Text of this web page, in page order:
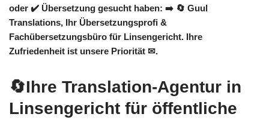
oder ✔️ Übersetzung gesucht haben: ➡️ 🔄 Guul
Translations, Ihr Übersetzungsprofi &
Fachübersetzungsbüro für Linsengericht. Ihre
Zufriedenheit ist unsere Priorität ✉.
🔄Ihre Translation-Agentur in
Linsengericht für öffentliche